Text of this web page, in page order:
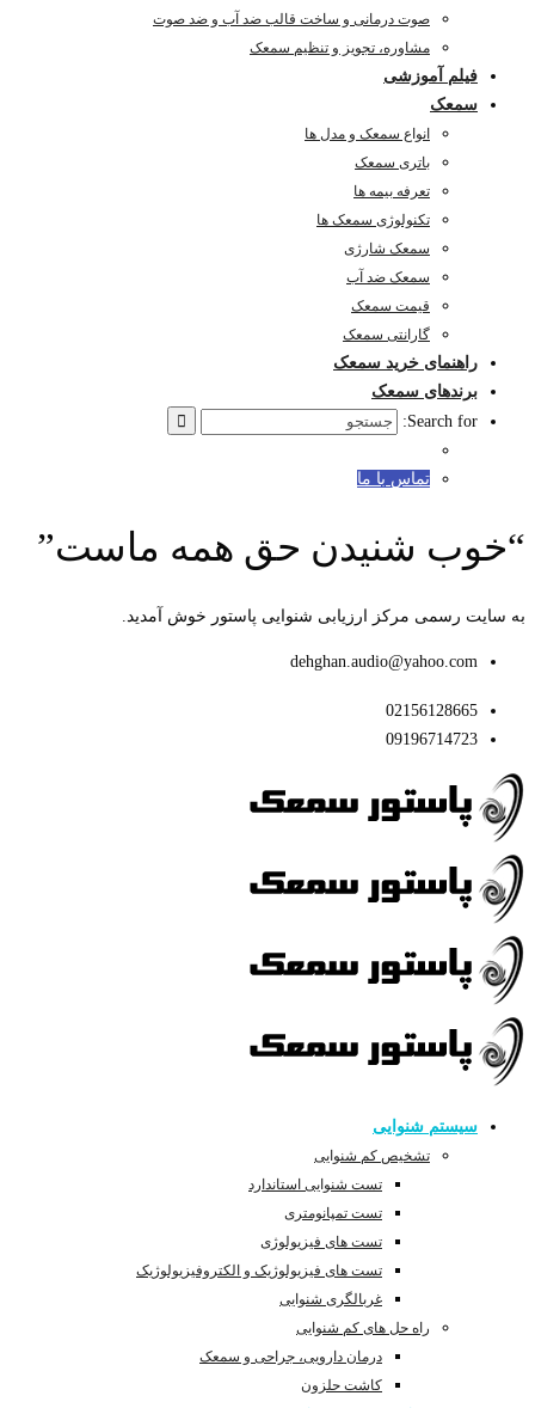
صوت درمانی و ساخت قالب ضد آب و ضد صوت
مشاوره، تجویز و تنظیم سمعک
فیلم آموزشی
سمعک
انواع سمعک و مدل ها
باتری سمعک
تعرفه بیمه ها
تکنولوژی سمعک ها
سمعک شارژی
سمعک ضد آب
قیمت سمعک
گارانتی سمعک
راهنمای خرید سمعک
برندهای سمعک
Search for:
تماس با ما
“خوب شنیدن حق همه ماست”
به سایت رسمی مرکز ارزیابی شنوایی پاستور خوش آمدید.
dehghan.audio@yahoo.com
02156128665
09196714723
سیستم شنوایی
تشخیص کم شنوایی
تست شنوایی استاندارد
تست تمپانومتری
تست های فیزیولوژی
تست های فیزیولوژیک و الکتروفیزیولوژیک
غربالگری شنوایی
راه حل های کم شنوایی
درمان دارویی، جراحی و سمعک
کاشت حلزون